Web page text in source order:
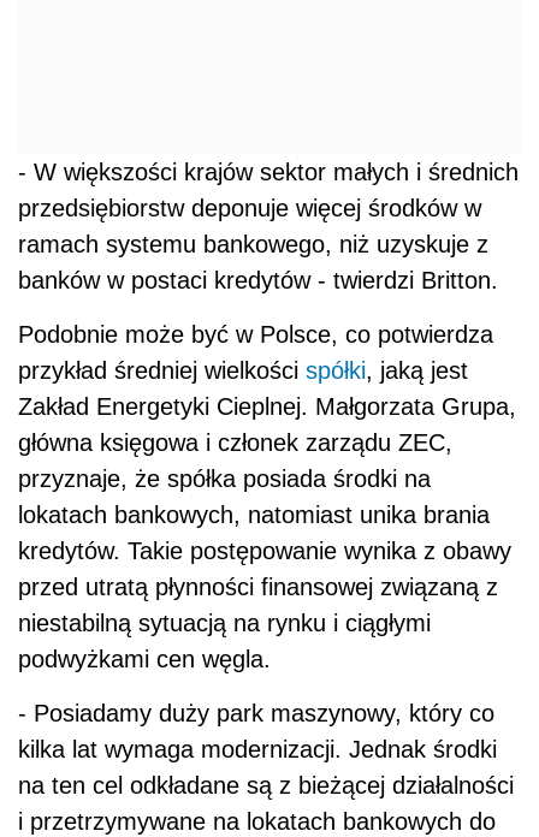
- W większości krajów sektor małych i średnich
przedsiębiorstw deponuje więcej środków w
ramach systemu bankowego, niż uzyskuje z
banków w postaci kredytów - twierdzi Britton.
Podobnie może być w Polsce, co potwierdza
przykład średniej wielkości spółki, jaką jest
Zakład Energetyki Cieplnej. Małgorzata Grupa,
główna księgowa i członek zarządu ZEC,
przyznaje, że spółka posiada środki na
lokatach bankowych, natomiast unika brania
kredytów. Takie postępowanie wynika z obawy
przed utratą płynności finansowej związaną z
niestabilną sytuacją na rynku i ciągłymi
podwyżkami cen węgla.
- Posiadamy duży park maszynowy, który co
kilka lat wymaga modernizacji. Jednak środki
na ten cel odkładane są z bieżącej działalności
i przetrzymywane na lokatach bankowych do